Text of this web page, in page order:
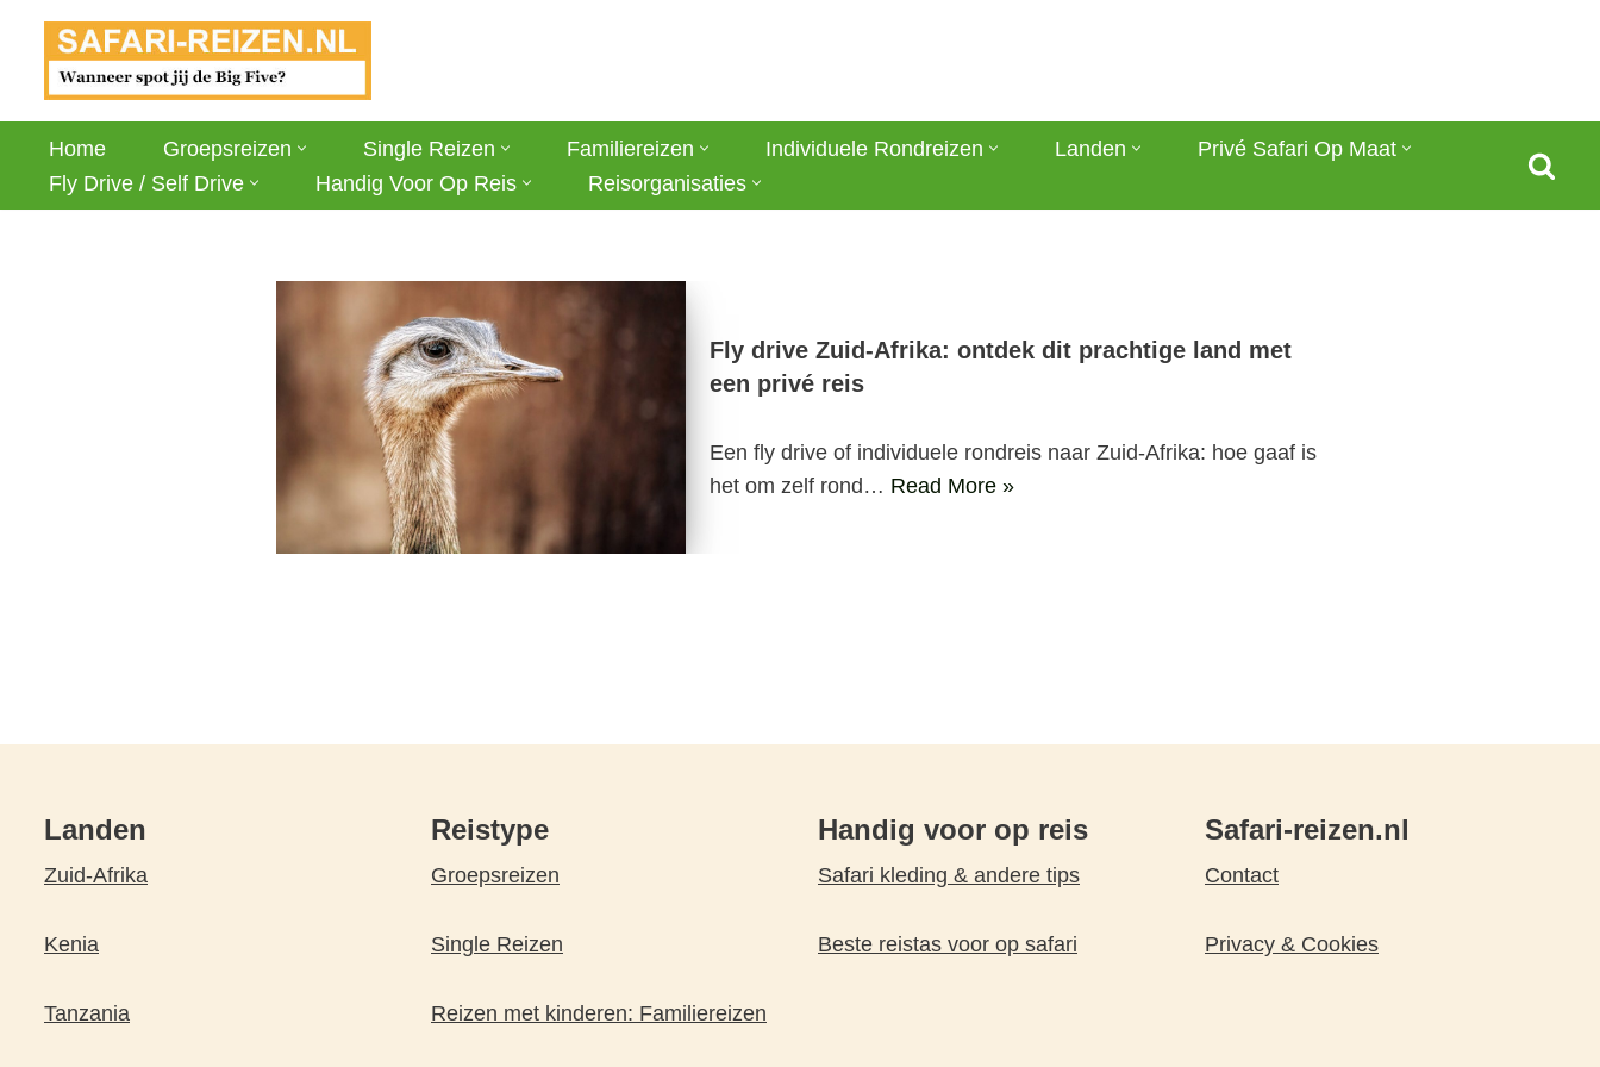
naar
Home Groepsreizen Single Reizen Familiereizen Individuele Rondreizen Landen
Privé Safari Op Maat
Fly Drive / Self Drive
Handig Voor Op Reis Reisorganisaties
Fly drive Zuid-Afrika: ontdek dit prachtige land met
een privé reis
Een fly drive of individuele rondreis naar Zuid-Afrika: hoe gaaf is
het om zelf rond… Read More »
Landen
Zuid-Afrika
Kenia
Tanzania
Reistype
Groepsreizen
Single Reizen
Reizen met kinderen: Familiereizen
Handig voor op reis
Safari kleding & andere tips
Beste reistas voor op safari
Safari-reizen.nl
Contact
Privacy & Cookies